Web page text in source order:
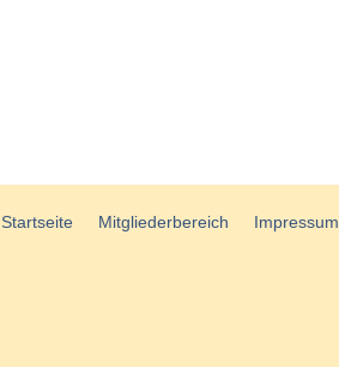
Startseite Mitgliederbereich Impressum